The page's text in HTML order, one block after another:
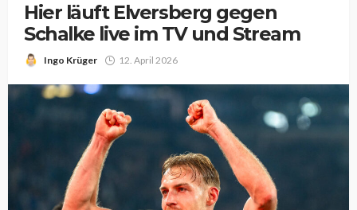
Hier läuft Elversberg gegen
Schalke live im TV und Stream
Ingo Krüger 12. April 2026